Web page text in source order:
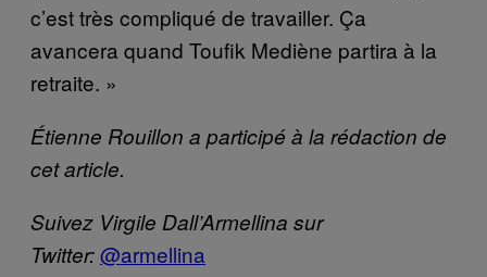
c’est très compliqué de travailler. Ça
avancera quand Toufik Mediène partira à la
retraite. »
Étienne Rouillon a participé à la rédaction de
cet article.
Suivez Virgile Dall’Armellina sur
Twitter:@armellina